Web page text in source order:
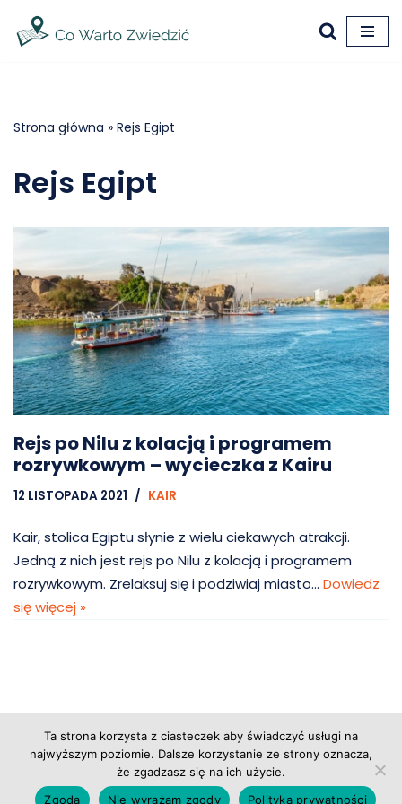
Przejdź
Strona główna » Rejs Egipt
Rejs Egipt
Rejs po Nilu z kolacją i programem
rozrywkowym – wycieczka z Kairu
12 LISTOPADA 2021 KAIR
Kair, stolica Egiptu słynie z wielu ciekawych atrakcji.
Jedną z nich jest rejs po Nilu z kolacją i programem
rozrywkowym. Zrelaksuj się i podziwiaj miasto… Dowiedz
się więcej »
Copyright © 2026 Grupa Probiz, CoWartoZwiedzic.pl
Regulamin serwisu|Polityka prywatności|
Ta strona korzysta z ciasteczek aby świadczyć usługi na
najwyższym poziomie. Dalsze korzystanie ze strony oznacza,
że zgadzasz się na ich użycie.
Zgoda
Nie wyrażam zgody Polityka prywatności